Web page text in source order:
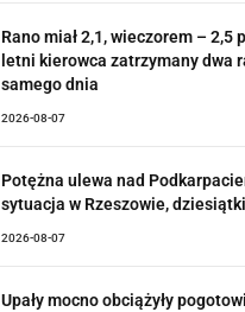
Rano miał 2,1, wieczorem – 2,5
letni kierowca zatrzymany dwa
samego dnia
2026-08-07
Potężna ulewa nad
sytuacja w Rzeszowie,
2026-08-07
Upały mocno obciążyły